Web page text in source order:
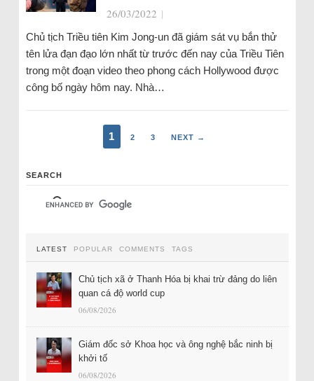
26/03/2022 |
Chủ tịch Triều tiên Kim Jong-un đã giám sát vụ bắn thử
tên lửa đạn đạo lớn nhất từ ​​trước đến nay của Triều Tiên
trong một đoạn video theo phong cách Hollywood được
công bố ngày hôm nay. Nhà…
1 2 3 NEXT →
SEARCH
LATEST POPULAR COMMENTS TAGS
Chủ tịch xã ở Thanh Hóa bị khai trừ đảng do liên
quan cá độ world cup
06/08/2026
Giám đốc sở Khoa học và ông nghệ bắc ninh bị
khởi tố
06/08/2026